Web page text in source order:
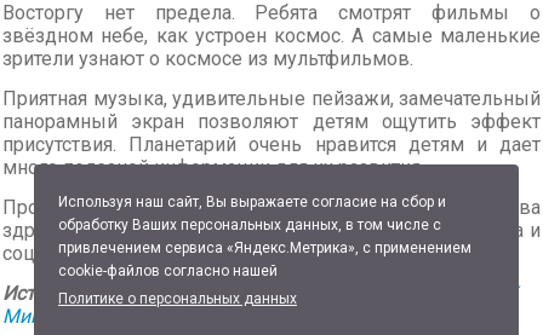
Восторгу нет предела. Ребята смотрят фильмы о
звёздном небе, как устроен космос. А самые маленькие
зрители узнают о космосе из мультфильмов.
Приятная музыка, удивительные пейзажи, замечательный
панорамный экран позволяют детям ощутить эффект
присутствия. Планетарий очень нравится детям и дает
много полезной информации для их развития.
Проект реализуется при поддержке министерства
здравоохранения Омской области и министерства труда и
социальной защиты Омской области.
Источник: Официальная страница в социальной сети ВК
Министерства здравоохранения Омской области от 20
Используя наш сайт, Вы выражаете согласие на сбор и
обработку Ваших персональных данных, в том числе с
привлечением сервиса «Яндекс.Метрика», с применением
cookie-файлов согласно нашей
Политике о персональных данных